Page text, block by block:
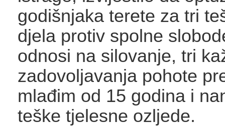
godišnjaka terete za tri
djela protiv spolne
odnosi na silovanje, tri
zadovoljavanja pohote
mlađim od 15 godina i
teške tjelesne ozljede.